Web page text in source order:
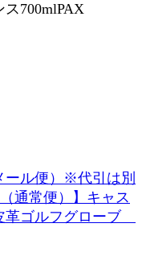
700mlPAX
ール便）※代引は別
通常便）】キャス
ゴルフグローブ